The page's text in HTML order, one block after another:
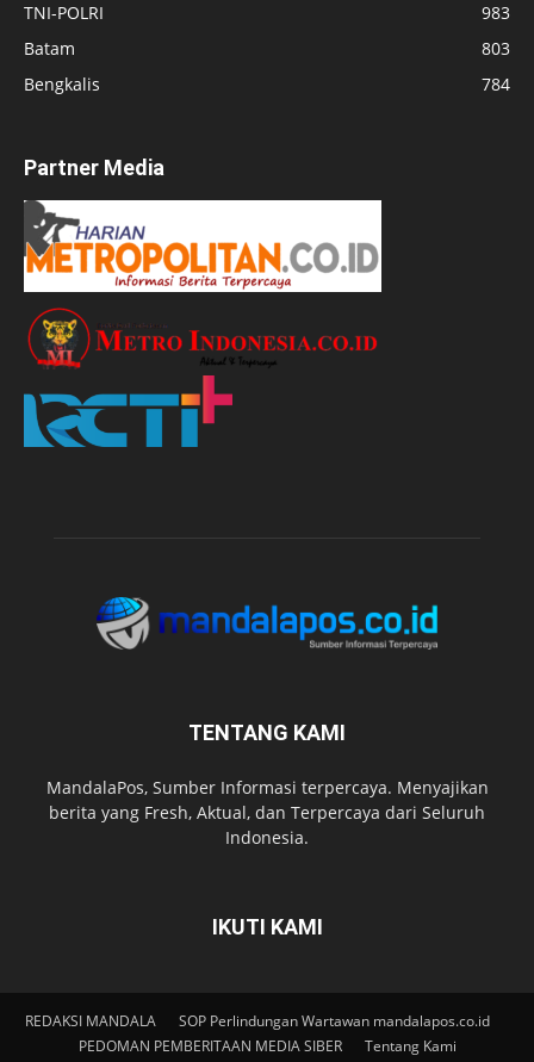
TNI-POLRI
983
Batam
803
Bengkalis
784
Partner Media
TENTANG KAMI
MandalaPos, Sumber Informasi terpercaya. Menyajikan
berita yang Fresh, Aktual, dan Terpercaya dari Seluruh
Indonesia.
IKUTI KAMI
REDAKSI MANDALA
SOP Perlindungan Wartawan mandalapos.co.id
PEDOMAN PEMBERITAAN MEDIA SIBER
Tentang Kami